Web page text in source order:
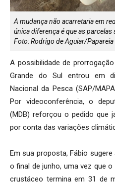
A mudança não acarretaria em
única diferença é que as parcelas
Foto: Rodrigo de Aguiar/Papareia
A possibilidade de
Grande do Sul entrou em
Nacional da Pesca (SAP/
Por videoconferência, o
(MDB) reforçou o pedido que
por conta das variações
Em sua proposta, Fábio
o final de junho, uma vez que
crustáceo termina em 31 de